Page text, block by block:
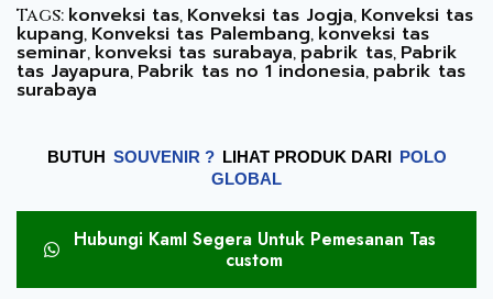
Tags: konveksi tas, Konveksi tas Jogja, Konveksi tas
kupang, Konveksi tas Palembang, konveksi tas
seminar, konveksi tas surabaya,pabrik tas, Pabrik
tas Jayapura, Pabrik tas no 1 indonesia, pabrik tas
surabaya
BUTUH SOUVENIR ? LIHAT PRODUK DARI POLO
GLOBAL
Hubungi KamI Segera Untuk Pemesanan Tas
custom